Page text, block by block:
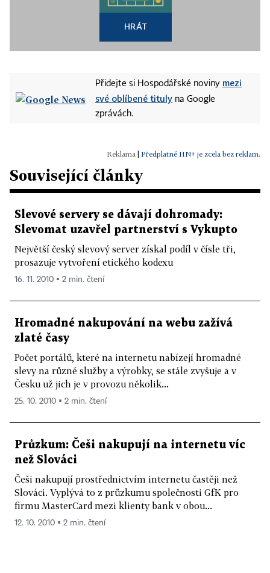
HRÁT
Přidejte si Hospodářské noviny mezi
své oblíbené tituly na Google
zprávách.
Předplatné HN+ je zcela bez reklam.
Související články
Slevové servery se dávají dohromady:
Slevomat uzavřel partnerství s Vykupto
Největší český slevový server získal podíl v čísle tři,
prosazuje vytvoření etického kodexu
16. 11. 2010 ▪ 2 min. čtení
Hromadné nakupování na webu zažívá
zlaté časy
Počet portálů, které na internetu nabízejí hromadné
slevy na různé služby a výrobky, se stále zvyšuje a v
Česku už jich je v provozu několik...
25. 10. 2010 ▪ 2 min. čtení
Průzkum: Češi nakupují na internetu víc
než Slováci
Češi nakupují prostřednictvím internetu častěji než
Slováci. Vyplývá to z průzkumu společnosti GfK pro
firmu MasterCard mezi klienty bank v obou...
12. 10. 2010 ▪ 2 min. čtení